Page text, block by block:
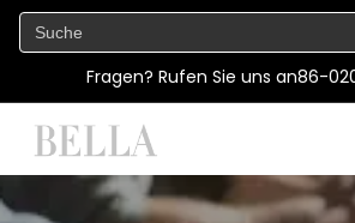
Fragen? Rufen Sie uns an86-